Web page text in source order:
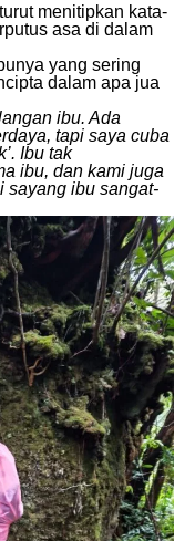
menitipkan kata-
asa di dalam
yang sering
dalam apa jua
ibu. Ada
tapi saya cuba
Ibu tak
ibu, dan kami juga
sayang ibu sangat-